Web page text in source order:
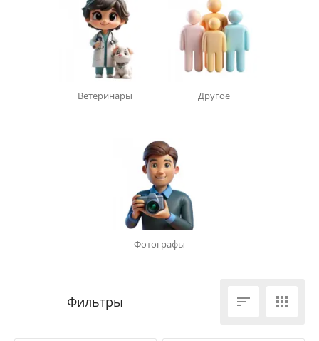
Ветеринары Другое
Фотографы
 